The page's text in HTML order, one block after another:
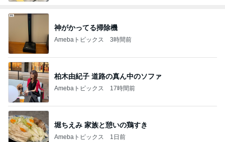
神がかってる掃除機
Amebaトピックス 3時間前
柏木由紀子 道路の真ん中のソファ
Amebaトピックス 17時間前
堀ちえみ 家族と憩いの鶏すき
Amebaトピックス 1日前